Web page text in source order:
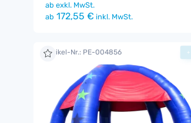
ab exkl. MwSt.
ab 172,55 € inkl. MwSt.
Artikel-Nr.: PE-004856 +